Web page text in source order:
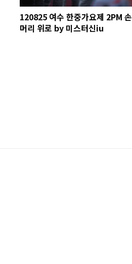
120825 여수 한중가요제 2PM 손
머리 위로 by 미스터신iu